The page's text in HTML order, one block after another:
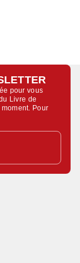
pour vous
Livre de
Pour